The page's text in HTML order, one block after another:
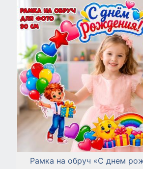
Рамка на обруч «С днем